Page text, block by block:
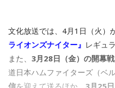
Architecture」と続き、「
坂本龍一の姿が映し出され、
Turn」、小山田圭吾が丁寧
Thereness」では、感極まっ
YMO「Cue」を経て、ラスト
帰還した女性、母親が営んで
するために戻ってきた女性、
ために他県から単身で移住し
ジオ局のアナウンサーだから
文化放送では、4月1日（火）
ライオンズナイター』 レギュ
また、 3月28日（金）の開幕戦
道日本ハムファイターズ（ベ
信を迎えて送るほか、 3月25